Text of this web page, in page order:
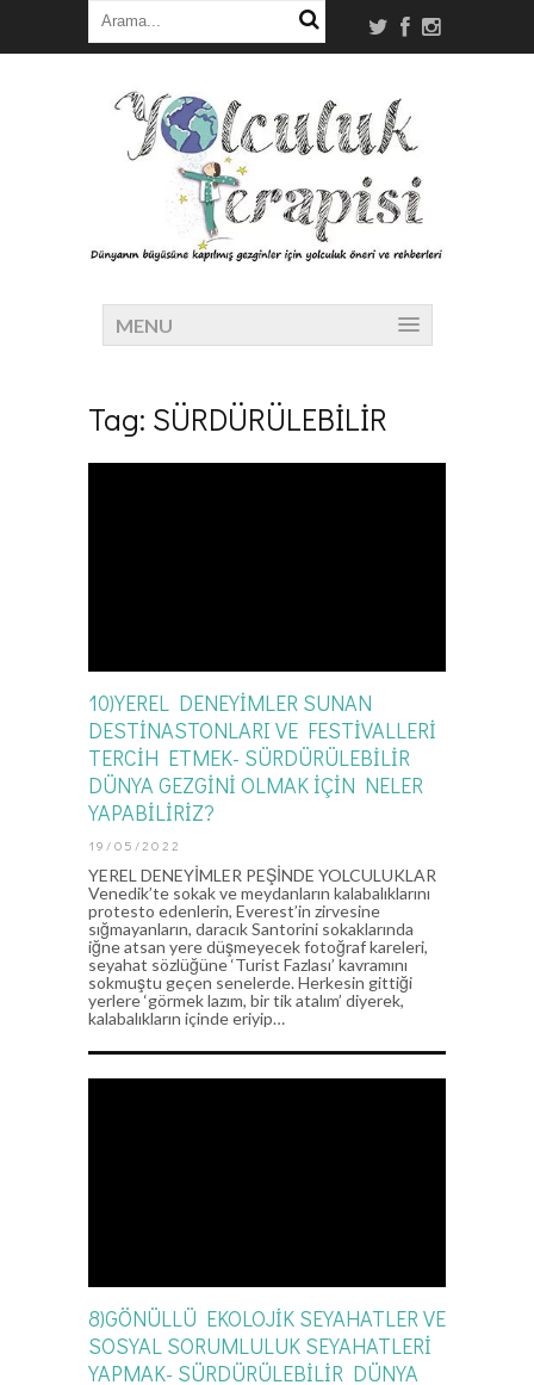
MENU
Tag: SÜRDÜRÜLEBİLİR
10)YEREL DENEYİMLER SUNAN
DESTİNASTONLARI VE FESTİVALLERİ
TERCİH ETMEK- SÜRDÜRÜLEBİLİR
DÜNYA GEZGİNİ OLMAK İÇİN NELER
YAPABİLİRİZ?
19/05/2022
YEREL DENEYİMLER PEŞİNDE YOLCULUKLAR
Venedik’te sokak ve meydanların kalabalıklarını
protesto edenlerin, Everest’in zirvesine
sığmayanların, daracık Santorini sokaklarında
iğne atsan yere düşmeyecek fotoğraf kareleri,
seyahat sözlüğüne ‘Turist Fazlası’ kavramını
sokmuştu geçen senelerde. Herkesin gittiği
yerlere ‘görmek lazım, bir tik atalım’ diyerek,
kalabalıkların içinde eriyip…
8)GÖNÜLLÜ EKOLOJİK SEYAHATLER VE
SOSYAL SORUMLULUK SEYAHATLERİ
YAPMAK- SÜRDÜRÜLEBİLİR DÜNYA